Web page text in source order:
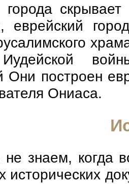
города
еврейский
Они построен
Ониаса.
знаем, когда
исторических